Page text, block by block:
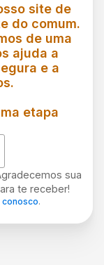
site de
do comum.
de uma
ajuda a
e a
etapa
sua
te receber!
conosco.